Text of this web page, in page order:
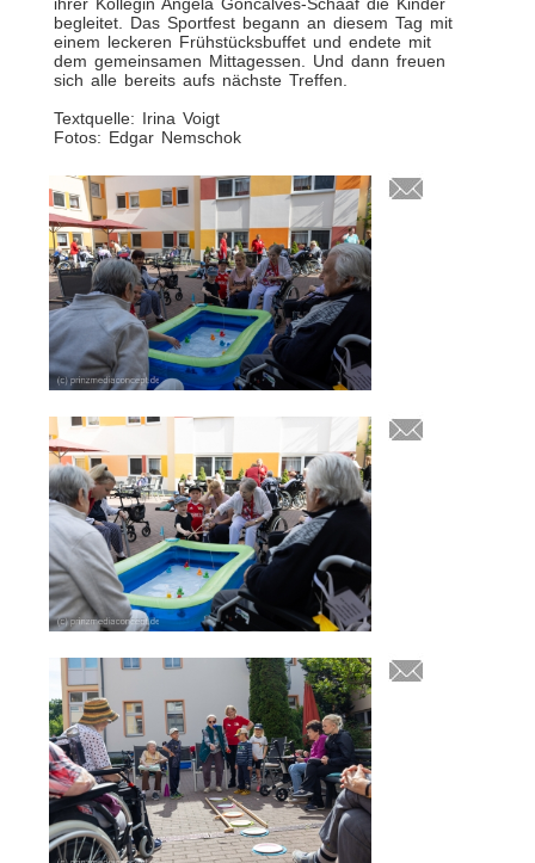
begleitet. Das Sportfest begann an diesem Tag mit
einem leckeren Frühstücksbuffet und endete mit
dem gemeinsamen Mittagessen. Und dann freuen
sich alle bereits aufs nächste Treffen.
Textquelle: Irina Voigt
Fotos: Edgar Nemschok